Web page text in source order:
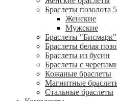
Браслеты позолота
Женские
Мужские
Браслеты "Бисмарк"
Браслеты белая
Браслеты из бусин
Браслеты с
Кожаные браслеты
Магнитные
Стальные браслеты